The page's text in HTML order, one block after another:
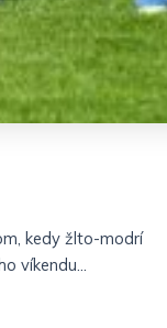
kedy žlto-modrí
víkendu...